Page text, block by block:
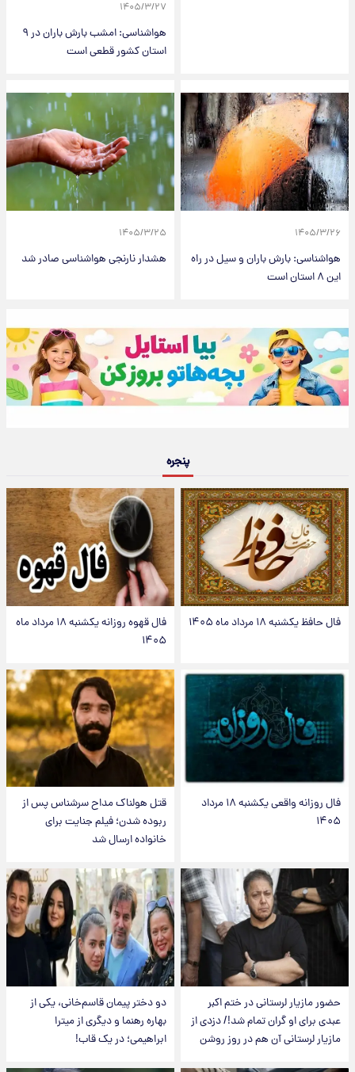
۱۴۰۵/۳/۲۷
هواشناسی: امشب بارش باران در ۹
استان کشور قطعی است
۱۴۰۵/۳/۲۶
هواشناسی: بارش باران و سیل در راه
این ۸ استان است
۱۴۰۵/۳/۲۵
هشدار نارنجی هواشناسی صادر شد
پنجره
فال حافظ یکشنبه ۱۸ مرداد ماه ۱۴۰۵
فال قهوه روزانه یکشنبه ۱۸ مرداد ماه
۱۴۰۵
فال روزانه واقعی یکشنبه ۱۸ مرداد
۱۴۰۵
قتل هولناک مداح سرشناس پس از
ربوده شدن؛ فیلم جنایت برای
خانواده ارسال شد
حضور مازیار لرستانی در ختم اکبر
عبدی برای او گران تمام شد!/ دزدی از
مازیار لرستانی آن هم در روز روشن
دو دختر پیمان قاسم‌خانی، یکی از
بهاره رهنما و دیگری از میترا
ابراهیمی؛ در یک قاب!